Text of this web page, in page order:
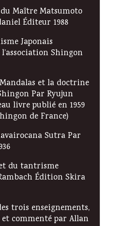
Maître Matsumoto
Éditeur 1988
Japonais
Shingon
et la doctrine
Par Ryujun
livre publié en 1959
de France)
Sutra Par
du tantrisme
Édition Skira
trois enseignements,
commenté par Allan